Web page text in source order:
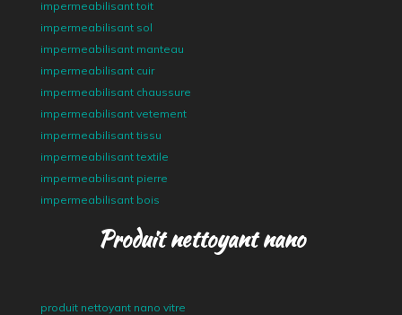
impermeabilisant toit
impermeabilisant sol
impermeabilisant manteau
impermeabilisant cuir
impermeabilisant chaussure
impermeabilisant vetement
impermeabilisant tissu
impermeabilisant textile
impermeabilisant pierre
impermeabilisant bois
Produit nettoyant nano
produit nettoyant nano vitre